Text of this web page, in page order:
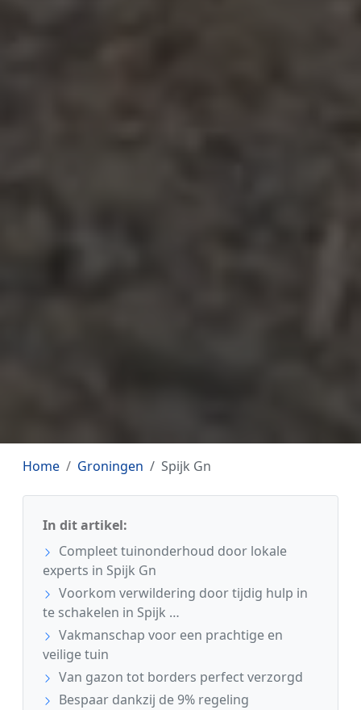
Home Groningen Spijk Gn
In dit artikel:
Compleet tuinonderhoud door lokale
experts in Spijk Gn
Voorkom verwildering door tijdig hulp in
te schakelen in Spijk …
Vakmanschap voor een prachtige en
veilige tuin
Van gazon tot borders perfect verzorgd
Bespaar dankzij de 9% regeling